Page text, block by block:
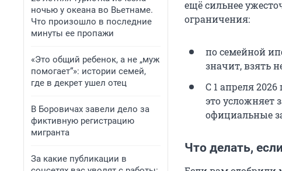
ночью у океана во Вьетнаме.
Что произошло в последние
минуты ее пропажи
«Это общий ребенок, а не „муж
помогает“»: истории семей,
где в декрет ушел отец
В Боровичах завели дело за
фиктивную регистрацию
мигранта
За какие публикации в
ещё сильнее
ограничения:
по семейной
значит, взять
С 1 апреля
это усложняет
официальные
Что делать,